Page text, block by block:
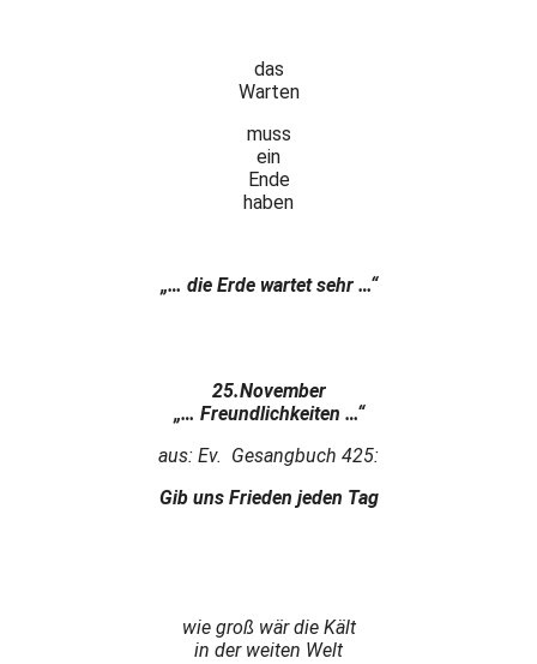
das
Warten
muss
ein
Ende
haben
„… die Erde wartet sehr …“
25.November
„… Freundlichkeiten …“
aus: Ev. Gesangbuch 425:
Gib uns Frieden jeden Tag
wie groß wär die Kält
in der weiten Welt